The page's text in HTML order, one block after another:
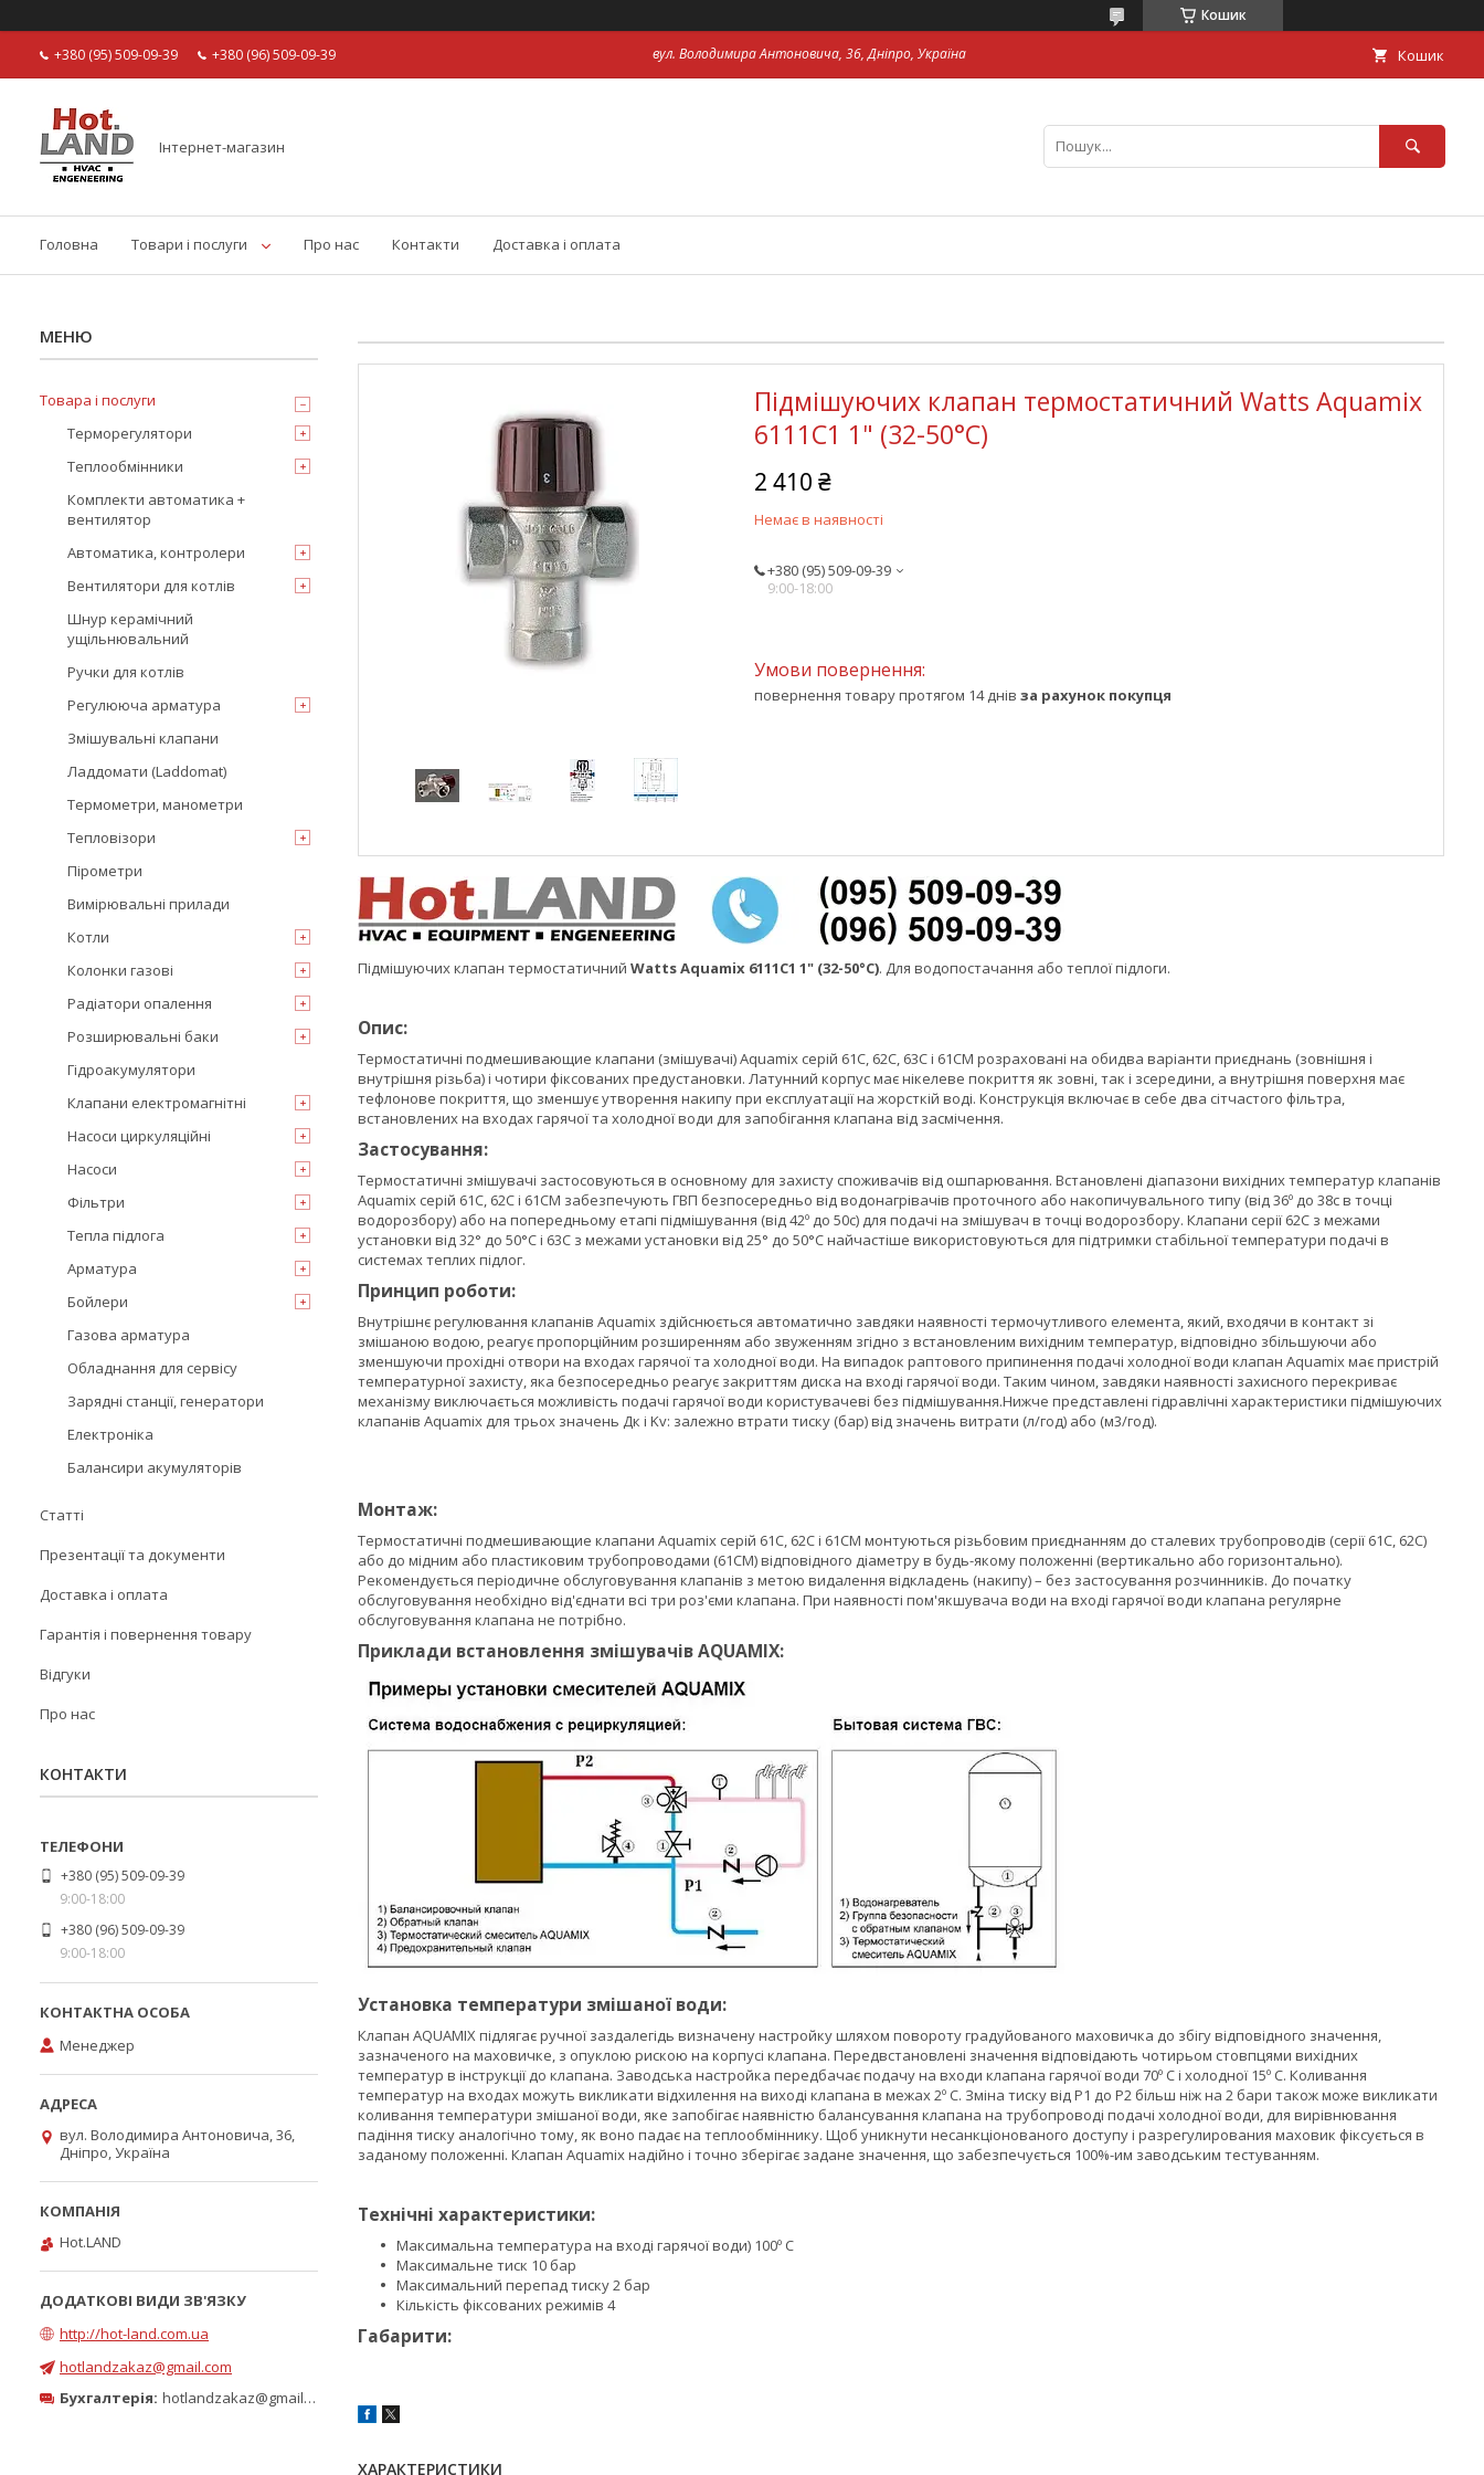
Кошик
+380 (95) 509-09-39 +380 (96) 509-09-39 вул. Володимира Антоновича, 36, Дніпро, Україна Кошик
Інтернет-магазин
Головна Товари і послуги Про нас Контакти Доставка і оплата
Підмішуючих клапан термостатичний Watts Aquamix
6111C1 1" (32-50°С)
2 410 ₴
Немає в наявності
+380 (95) 509-09-39
9:00-18:00
повернення товару протягом 14 днів за рахунок покупця
Підмішуючих клапан термостатичний Watts Aquamix 6111C1 1" (32-50°С). Для водопостачання або теплої підлоги.
Опис:
Термостатичні подмешивающие клапани (змішувачі) Aquamix серій 61С, 62С, 63С і 61СМ розраховані на обидва варіанти приєднань (зовнішня і
внутрішня різьба) і чотири фіксованих предустановки. Латунний корпус має нікелеве покриття як зовні, так і зсередини, а внутрішня поверхня має
тефлонове покриття, що зменшує утворення накипу при експлуатації на жорсткій воді. Конструкція включає в себе два сітчастого фільтра,
встановлених на входах гарячої та холодної води для запобігання клапана від засмічення.
Застосування:
Термостатичні змішувачі застосовуються в основному для захисту споживачів від ошпарювання. Встановлені діапазони вихідних температур клапанів
Aquamix серій 61С, 62С і 61СМ забезпечують ГВП безпосередньо від водонагрівачів проточного або накопичувального типу (від 36º до 38с в точці
водорозбору) або на попередньому етапі підмішування (від 42º до 50с) для подачі на змішувач в точці водорозбору. Клапани серії 62С з межами
установки від 32° до 50°С і 63С з межами установки від 25° до 50°С найчастіше використовуються для підтримки стабільної температури подачі в
системах теплих підлог.
Принцип роботи:
Внутрішнє регулювання клапанів Aquamix здійснюється автоматично завдяки наявності термочутливого елемента, який, входячи в контакт зі
змішаною водою, реагує пропорційним розширенням або звуженням згідно з встановленим вихідним температур, відповідно збільшуючи або
зменшуючи прохідні отвори на входах гарячої та холодної води. На випадок раптового припинення подачі холодної води клапан Aquamix має пристрій
температурної захисту, яка безпосередньо реагує закриттям диска на вході гарячої води. Таким чином, завдяки наявності захисного перекриває
механізму виключається можливість подачі гарячої води користувачеві без підмішування.Нижче представлені гідравлічні характеристики підмішуючих
клапанів Aquamix для трьох значень Дк і Kv: залежно втрати тиску (бар) від значень витрати (л/год) або (м3/год).
Монтаж:
Термостатичні подмешивающие клапани Aquamix серій 61С, 62С і 61СМ монтуються різьбовим приєднанням до сталевих трубопроводів (серії 61С, 62С)
або до мідним або пластиковим трубопроводами (61СМ) відповідного діаметру в будь-якому положенні (вертикально або горизонтально).
Рекомендується періодичне обслуговування клапанів з метою видалення відкладень (накипу) – без застосування розчинників. До початку
обслуговування необхідно від'єднати всі три роз'єми клапана. При наявності пом'якшувача води на вході гарячої води клапана регулярне
обслуговування клапана не потрібно.
Приклади встановлення змішувачів AQUAMIX:
Установка температури змішаної води:
Клапан AQUAMIX підлягає ручної заздалегідь визначену настройку шляхом повороту градуйованого маховичка до збігу відповідного значення,
зазначеного на маховичке, з опуклою рискою на корпусі клапана. Передвстановлені значення відповідають чотирьом стовпцями вихідних
температур в інструкції до клапана. Заводська настройка передбачає подачу на входи клапана гарячої води 70º С і холодної 15º С. Коливання
температур на входах можуть викликати відхилення на виході клапана в межах 2º С. Зміна тиску від P1 до P2 більш ніж на 2 бари також може викликати
коливання температури змішаної води, яке запобігає наявністю балансування клапана на трубопроводі подачі холодної води, для вирівнювання
падіння тиску аналогічно тому, як воно падає на теплообміннику. Щоб уникнути несанкціонованого доступу і разрегулирования маховик фіксується в
заданому положенні. Клапан Aquamix надійно і точно зберігає задане значення, що забезпечується 100%-им заводським тестуванням.
Технічні характеристики:
Максимальна температура на вході гарячої води) 100º С
Максимальне тиск 10 бар
Максимальний перепад тиску 2 бар
Кількість фіксованих режимів 4
Габарити:
ХАРАКТЕРИСТИКИ
Товара і послуги
Терморегулятори
Теплообмінники
Комплекти автоматика +
вентилятор
Автоматика, контролери
Вентилятори для котлів
Шнур керамічний
ущільнювальний
Ручки для котлів
Регулююча арматура
Змішувальні клапани
Ладдомати (Laddomat)
Термометри, манометри
Тепловізори
Пірометри
Вимірювальні прилади
Котли
Колонки газові
Радіатори опалення
Розширювальні баки
Гідроакумулятори
Клапани електромагнітні
Насоси циркуляційні
Насоси
Фільтри
Тепла підлога
Арматура
Бойлери
Газова арматура
Обладнання для сервісу
Зарядні станції, генератори
Електроніка
Балансири акумуляторів
Статті
Презентації та документи
Доставка і оплата
Гарантія і повернення товару
Відгуки
Про нас
КОНТАКТИ
+380 (95) 509-09-39
9:00-18:00
+380 (96) 509-09-39
9:00-18:00
Менеджер
вул. Володимира Антоновича, 36,
Дніпро, Україна
Hot.LAND
http://hot-land.com.ua
hotlandzakaz@gmail.com
Бухгалтерія: hotlandzakaz@gmail.com